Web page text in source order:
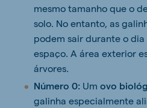
mesmo tamanho que o
solo. No entanto, as
podem sair durante o
espaço. A área exterior
árvores.
Número 0: Um ovo
galinha especialmente